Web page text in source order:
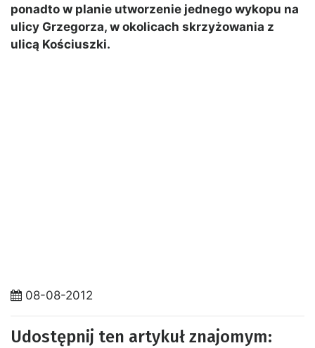
ponadto w planie utworzenie jednego wykopu na
ulicy Grzegorza, w okolicach skrzyżowania z
ulicą Kościuszki.
08-08-2012
Udostępnij ten artykuł znajomym: